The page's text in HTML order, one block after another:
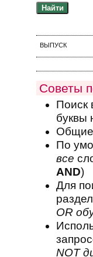
ВЫПУСК
Советы
Поиск
буквы
Общие
По
все
AND)
Для
OR
NOT